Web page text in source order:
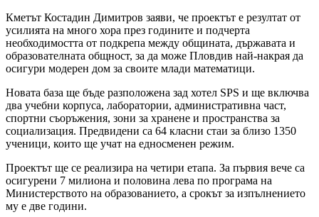
Кметът Костадин Димитров заяви, че проектът е резултат от
усилията на много хора през годините и подчерта
необходимостта от подкрепа между общината, държавата и
образователната общност, за да може Пловдив най-накрая да
осигури модерен дом за своите млади математици.
Новата база ще бъде разположена зад хотел SPS и ще включва
два учебни корпуса, лаборатории, административна част,
спортни съоръжения, зони за хранене и пространства за
социализация. Предвидени са 64 класни стаи за близо 1350
ученици, които ще учат на едносменен режим.
Проектът ще се реализира на четири етапа. За първия вече са
осигурени 7 милиона и половина лева по програма на
Министерството на образованието, а срокът за изпълнението
му е две години.